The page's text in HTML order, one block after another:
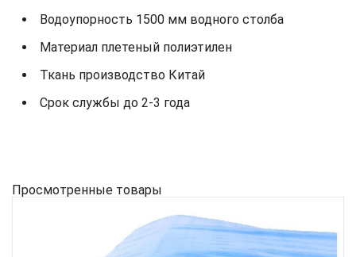
Водоупорность 1500 мм водного столба
Материал плетеный полиэтилен
Ткань производство Китай
Срок службы до 2-3 года
Просмотренные товары